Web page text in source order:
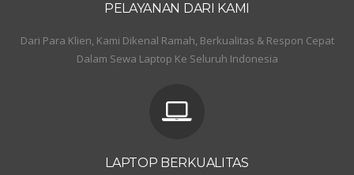
PELAYANAN DARI KAMI
Dari Para Klien, Kami Dikenal Ramah, Berkualitas & Respon Cepat
Dalam Sewa Laptop Ke Seluruh Indonesia
LAPTOP BERKUALITAS